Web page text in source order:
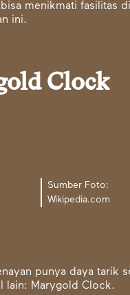
menikmati fasilitas
ini.
Clock
Sumber Foto:
Wikipedia.com
punya daya tarik
lain: Marygold Clock.